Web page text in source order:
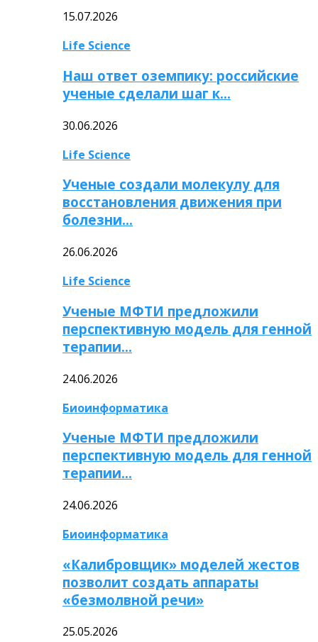
15.07.2026
Life Science
Наш ответ оземпику: российские
ученые сделали шаг к…
30.06.2026
Life Science
Ученые создали молекулу для
восстановления движения при
болезни…
26.06.2026
Life Science
Ученые МФТИ предложили
перспективную модель для генной
терапии…
24.06.2026
Биоинформатика
Ученые МФТИ предложили
перспективную модель для генной
терапии…
24.06.2026
Биоинформатика
«Калибровщик» моделей жестов
позволит создать аппараты
«безмолвной речи»
25.05.2026